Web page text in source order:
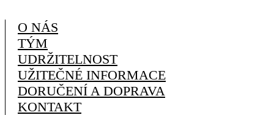
O NÁS
TÝM
UDRŽITELNOST
UŽITEČNÉ INFORMACE
DORUČENÍ A DOPRAVA
KONTAKT